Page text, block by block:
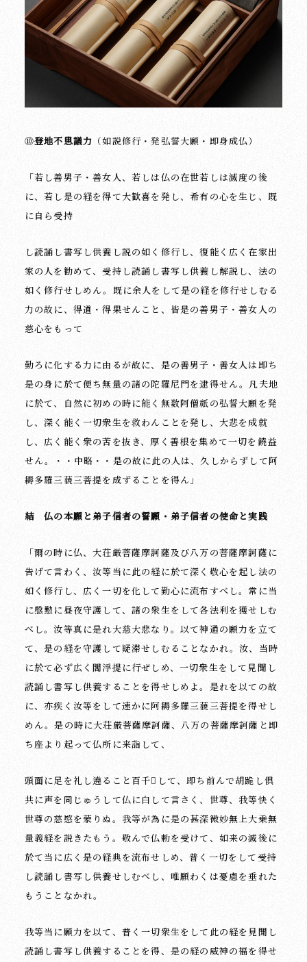
⑩登地不思議力 （如説修行・発弘誓大願・即身成仏）
「若し善男子・善女人、若しは仏の在世若しは滅度の後
に、若し是の経を得て大歓喜を発し、希有の心を生じ、既
に自ら受持
し読誦し書写し供養し説の如く修行し、復能く広く在家出
家の人を勧めて、受持し読誦し書写し供養し解説し、法の
如く修行せしめん。既に余人をして是の経を修行せしむる
力の故に、得道・得果せんこと、皆是の善男子・善女人の
慈心をもって
勤ろに化する力に由るが故に、是の善男子・善女人は即ち
是の身に於て便ち無量の諸の陀羅尼門を逮得せん。凡夫地
に於て、自然に初めの時に能く無数阿僧祇の弘誓大願を発
し、深く能く一切衆生を救わんことを発し、大悲を成就
し、広く能く衆の苦を抜き、厚く善根を集めて一切を饒益
せん。・・中略・・是の故に此の人は、久しからずして阿
耨多羅三藐三菩提を成ずることを得ん」
結 仏の本願と弟子信者の誓願・弟子信者の使命と実践
「爾の時に仏、大荘厳菩薩摩訶薩及び八万の菩薩摩訶薩に
告げて言わく、汝等当に此の経に於て深く敬心を起し法の
如く修行し、広く一切を化して勤心に流布すべし。常に当
に慇懃に昼夜守護して、諸の衆生をして各法利を獲せしむ
べし。汝等真に是れ大慈大悲なり。以て神通の願力を立て
て、是の経を守護して疑滞せしむることなかれ。汝、当時
に於て必ず広く閻浮提に行ぜしめ、一切衆生をして見聞し
読誦し書写し供養することを得せしめよ。是れを以ての故
に、亦疾く汝等をして速かに阿耨多羅三藐三菩提を得せし
めん。是の時に大荘厳菩薩摩訶薩、八万の菩薩摩訶薩と即
ち座より起って仏所に来詣して、
頭面に足を礼し遶ること百千して、即ち前んで胡跪し倶
共に声を同じゅうして仏に白して言さく、世尊、我等快く
世尊の慈愍を蒙りぬ。我等が為に是の甚深微妙無上大乗無
量義経を説きたもう。敬んで仏勅を受けて、如来の滅後に
於て当に広く是の経典を流布せしめ、普く一切をして受持
し読誦し書写し供養せしむべし、唯願わくは憂慮を垂れた
もうことなかれ。
我等当に願力を以て、普く一切衆生をして此の経を見聞し
読誦し書写し供養することを得、是の経の威神の福を得せ